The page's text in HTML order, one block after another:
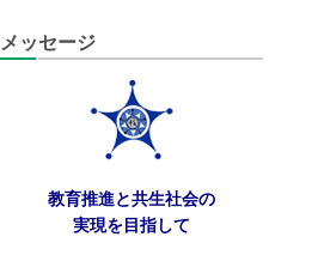
メッセージ
教育推進と共生社会の
実現を目指して